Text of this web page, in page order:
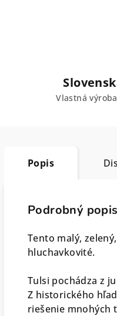
Vlastná
Popis
Podrobný popis
Tento malý,
hluchavkovité.
Tulsi pochádza z
Z historického
riešenie mnohých